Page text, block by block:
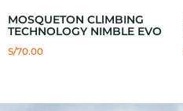
MOSQUETON CLlMBING
TECHNOLOGY NIMBLE EVO
S/70.00